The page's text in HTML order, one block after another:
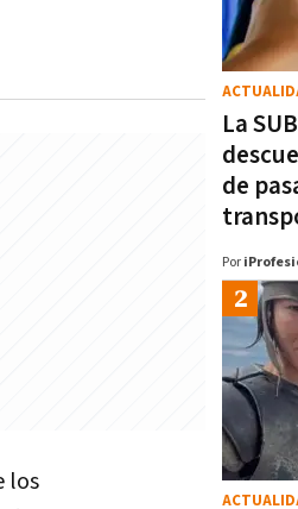
los
La
de
Por